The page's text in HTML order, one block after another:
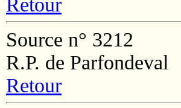
Retour
Source n° 3212
R.P. de Parfondeval
Retour